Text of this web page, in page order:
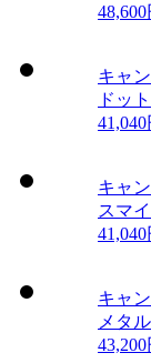
48,600
キャ
ドット
41,040
キャ
スマ
41,040
キャ
メタ
43,200